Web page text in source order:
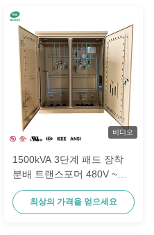
비디오
1500kVA 3단계 패드 장착
분배 트랜스포머 480V ~
416Y / 240V 데이터 센터에
대한 ANSI / IEEE 표준
최상의 가격을 얻으세요